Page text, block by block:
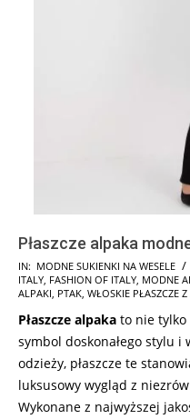
Płaszcze alpaka
2024-
02-
IN: MODNE SUKIENKI NA WESELE
ITALY, FASHION OF ITALY, MODNE
ALPAKI, PTAK, WŁOSKIE PŁASZCZE
Płaszcze alpaka to nie tylko
symbol doskonałego stylu
odzieży, płaszcze te
luksusowy wygląd z
Wykonane z najwyższej